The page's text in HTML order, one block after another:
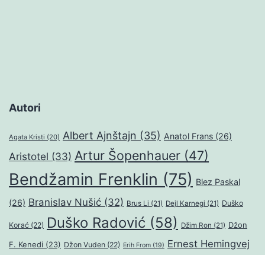
Autori
Agata Kristi (20) Albert Ajnštajn (35) Anatol Frans (26)
Aristotel (33) Artur Šopenhauer (47)
Bendžamin Frenklin (75) Blez Paskal
(26) Branislav Nušić (32) Brus Li (21) Dejl Karnegi (21) Duško
Korać (22) Duško Radović (58) Džim Ron (21) Džon
F. Kenedi (23) Džon Vuden (22) Erih From (19) Ernest Hemingvej